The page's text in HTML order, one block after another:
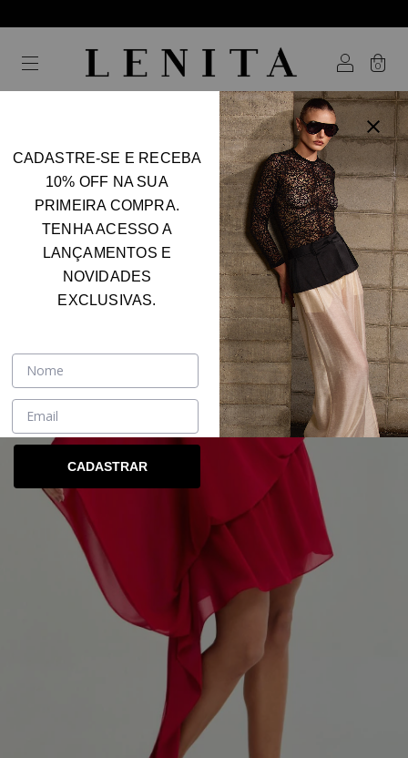
0
CADASTRE-SE E RECEBA
10% OFF NA SUA
PRIMEIRA COMPRA.
TENHA ACESSO A
LANÇAMENTOS E
NOVIDADES
EXCLUSIVAS.
CADASTRAR